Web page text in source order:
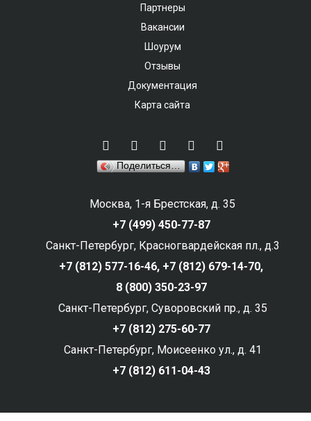
Партнеры
Вакансии
Шоурум
Отзывы
Документация
Карта сайта
Поделиться…
Москва, 1-я Брестская, д. 35
+7 (499) 450-77-87
Санкт-Петербург, Красногвардейская пл., д.3
+7 (812) 577-16-46, +7 (812) 679-14-70,
8 (800) 350-23-97
Санкт-Петербург, Суворовский пр., д. 35
+7 (812) 275-60-77
Санкт-Петербург, Моисеенко ул., д. 41
+7 (812) 611-04-43